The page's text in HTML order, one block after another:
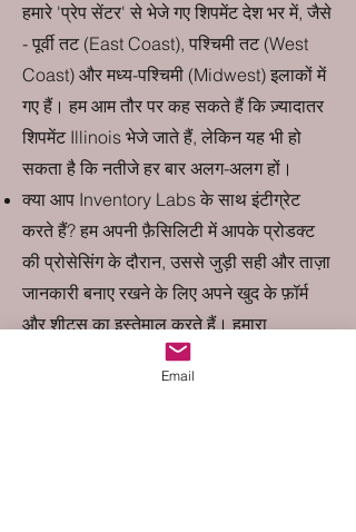
हमारे 'प्रेप सेंटर' से भेजे गए शिपमेंट देश भर में, जैसे
- पूर्वी तट (East Coast), पश्चिमी तट (West
Coast) और मध्य-पश्चिमी (Midwest) इलाकों में
गए हैं। हम आम तौर पर कह सकते हैं कि ज़्यादातर
शिपमेंट Illinois भेजे जाते हैं, लेकिन यह भी हो
सकता है कि नतीजे हर बार अलग-अलग हों।
क्या आप Inventory Labs के साथ इंटीग्रेट
करते हैं? हम अपनी फ़ैसिलिटी में आपके प्रोडक्ट
की प्रोसेसिंग के दौरान, उससे जुड़ी सही और ताज़ा
जानकारी बनाए रखने के लिए अपने खुद के फ़ॉर्म
और शीट्स का इस्तेमाल करते हैं। हमारा
Inventory Labs के साथ कोई इंटीग्रेशन नहीं
Email